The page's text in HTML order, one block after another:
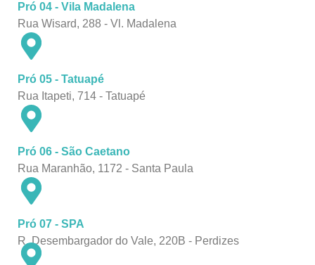
Pró 04 - Vila Madalena
Rua Wisard, 288 - Vl. Madalena
Pró 05 - Tatuapé
Rua Itapeti, 714 - Tatuapé
Pró 06 - São Caetano
Rua Maranhão, 1172 - Santa Paula
Pró 07 - SPA
R. Desembargador do Vale, 220B - Perdizes